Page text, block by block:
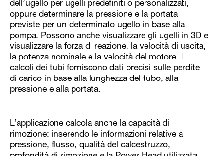
dell’ugello per ugelli predefiniti o personalizzati,
oppure determinare la pressione e la portata
previste per un determinato ugello in base alla
pompa. Possono anche visualizzare gli ugelli in 3D e
visualizzare la forza di reazione, la velocità di uscita,
la potenza nominale e la velocità del motore. I
calcoli dei tubi forniscono dati precisi sulle perdite
di carico in base alla lunghezza del tubo, alla
pressione e alla portata.
L’applicazione calcola anche la capacità di
rimozione: inserendo le informazioni relative a
pressione, flusso, qualità del calcestruzzo,